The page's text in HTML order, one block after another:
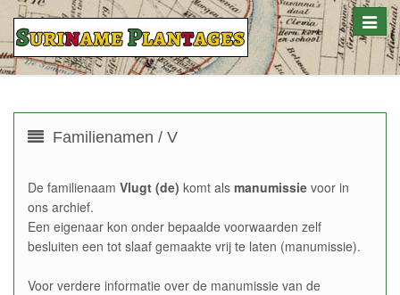
Toggle
Familienamen / V
De familienaam Vlugt (de) komt als manumissie voor in
ons archief.
Een eigenaar kon onder bepaalde voorwaarden zelf
besluiten een tot slaaf gemaakte vrij te laten (manumissie).
Voor verdere informatie over de manumissie van de